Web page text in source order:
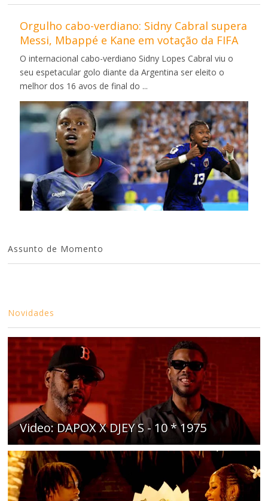
Orgulho cabo-verdiano: Sidny Cabral supera
Messi, Mbappé e Kane em votação da FIFA
O internacional cabo-verdiano Sidny Lopes Cabral viu o
seu espetacular golo diante da Argentina ser eleito o
melhor dos 16 avos de final do ...
Assunto de Momento
Novidades
Video: DAPOX X DJEY S - 10 * 1975